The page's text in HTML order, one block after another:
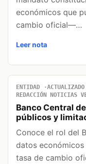
económicos que
cambio oficial—…
Leer nota
ENTIDAD
REDACCIÓN NOTICIAS
Banco Central
públicos y
Conoce el rol del
datos
tasa de cambio